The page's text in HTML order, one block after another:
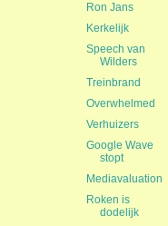
Ron Jans
Kerkelijk
Speech van
Wilders
Treinbrand
Overwhelmed
Verhuizers
Google Wave
stopt
Mediavaluation
Roken is
dodelijk